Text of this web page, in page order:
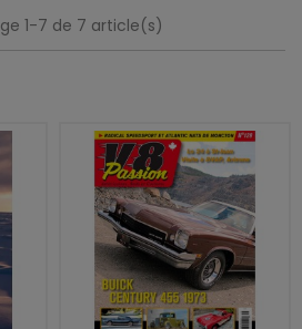
1-7 de 7 article(s)